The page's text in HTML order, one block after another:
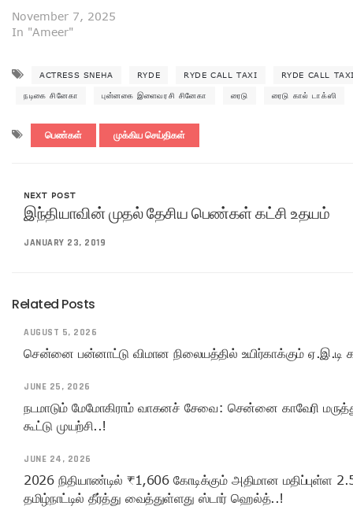
November 7, 2025
In "Ameer"
ACTRESS SNEHA RYDE RYDE CALL TAXI RYDE CALL
நடிகை சினேகா புன்னகை இளைவரசி சினேகா ரைடு ரைடு கால் டாக்ஸி
பெண்கள் முக்கிய செய்திகள்
NEXT POST
இந்தியாவின் முதல் தேசிய பெண்கள் கட்சி உதயம்
JANUARY 23, 2019
Related Posts
AUGUST 5, 2026
சென்னை பன்னாட்டு விமான நிலையத்தில் உயிர்காக்கும் ஏ.இ.டி
JUNE 25, 2026
நடமாடும் மேமோகிராம் வாகனச் சேவை: சென்னை காவேரி
கூட்டு முயற்சி..!
JUNE 24, 2026
2026 நிதியாண்டில் ₹1,606 கோடிக்கும் அதிமான மதிப்புள்ள
தமிழ்நாட்டில் தீர்த்து வைத்துள்ளது ஸ்டார் ஹெல்த்..!